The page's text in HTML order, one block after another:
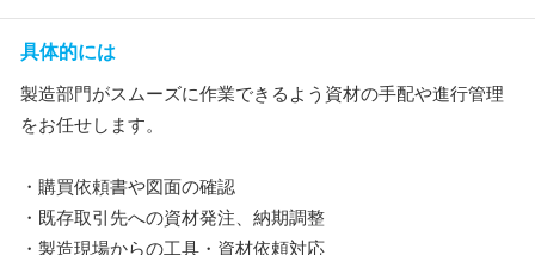
具体的には
製造部門がスムーズに作業できるよう資材の手配や進行管理
をお任せします。
・購買依頼書や図面の確認
・既存取引先への資材発注、納期調整
・製造現場からの工具・資材依頼対応